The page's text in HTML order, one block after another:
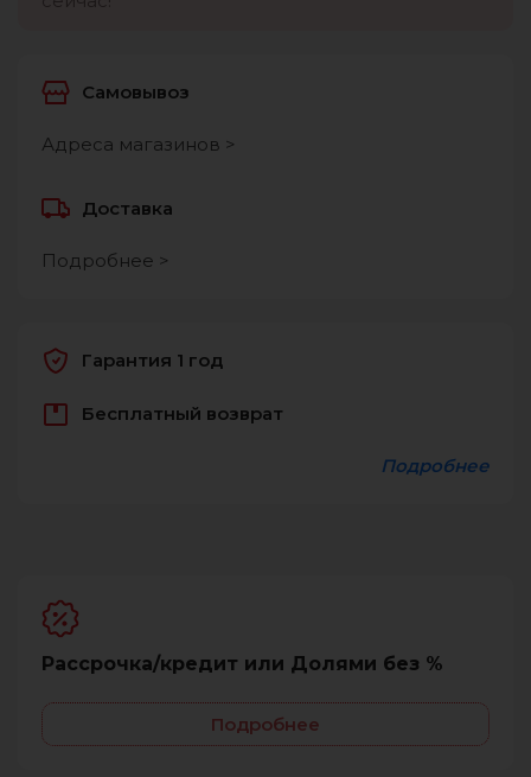
Самовывоз
Адреса магазинов >
Доставка
Подробнее >
Гарантия 1 год
Бесплатный возврат
Подробнее
Рассрочка/кредит или Долями без %
Подробнее